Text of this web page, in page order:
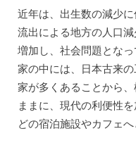
近年は、出生数の減少
流出による地方の人口
増加し、社会問題とな
家の中には、日本古来
家が多くあることから
ままに、現代の利便性
どの宿泊施設やカフェ